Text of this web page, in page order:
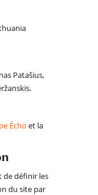
Patašius,
Écho et la
de définir les
du site par